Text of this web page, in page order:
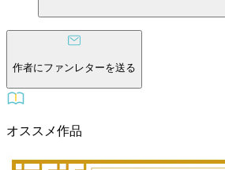
作者にファンレターを送る
オススメ作品